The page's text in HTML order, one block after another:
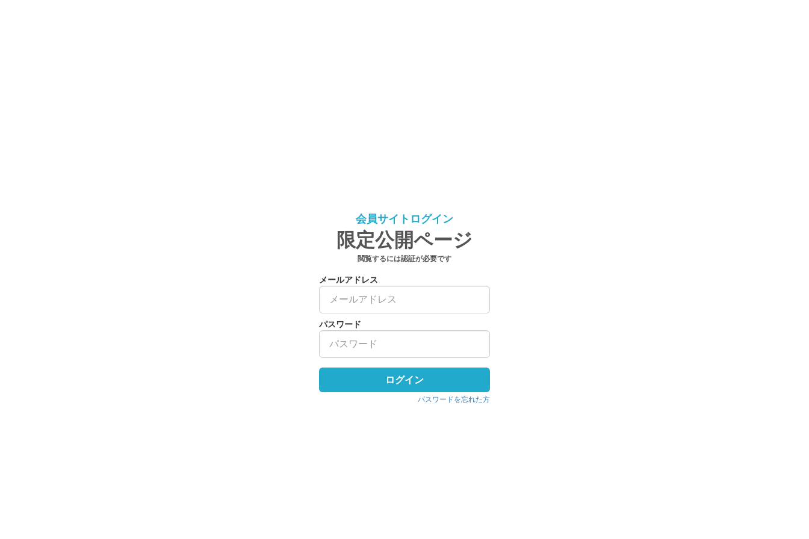
会員サイトログイン
限定公開ページ
閲覧するには認証が必要です
メールアドレス
パスワード
ログイン
パスワードを忘れた方